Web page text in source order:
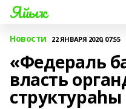
Яйыҡ
Новости 22 ЯНВАРЯ 2020, 07:55
«Федераль
власть